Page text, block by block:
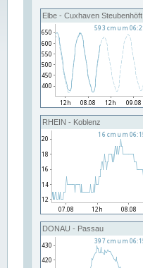
Elbe - Cuxhaven Steubenhöft
RHEIN - Koblenz
DONAU - Passau